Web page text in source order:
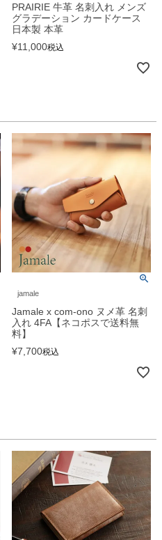
PRAIRIE 牛革 名刺入れ メンズ
グラデーション カードケース
日本製 本革
¥11,000税込
jamale
Jamale x com-ono ヌメ革 名刺
入れ 4FA【ネコポスで送料無
料】
¥7,700税込